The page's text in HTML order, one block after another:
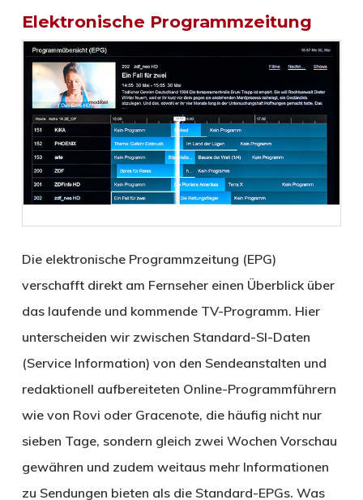
Elektronische Programmzeitung
Die elektronische Programmzeitung (EPG)
verschafft direkt am Fernseher einen Überblick über
das laufende und kommende TV-Programm. Hier
unterscheiden wir zwischen Standard-SI-Daten
(Service Information) von den Sendeanstalten und
redaktionell aufbereiteten Online-Programmführern
wie von Rovi oder Gracenote, die häufig nicht nur
sieben Tage, sondern gleich zwei Wochen Vorschau
gewähren und zudem weitaus mehr Informationen
zu Sendungen bieten als die Standard-EPGs. Was